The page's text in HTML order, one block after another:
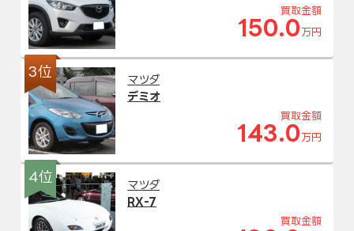
買取金額
150.0 万円
3位
マツダ
デミオ
買取金額
143.0 万円
4位
マツダ
RX-7
買取金額